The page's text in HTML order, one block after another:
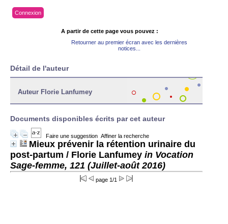
Connexion
A partir de cette page vous pouvez :
Retourner au premier écran avec les dernières
notices...
Détail de l'auteur
Auteur Florie Lanfumey
Documents disponibles écrits par cet auteur
Faire une suggestion Affiner la recherche
Mieux prévenir la rétention urinaire du
post-partum / Florie Lanfumey in Vocation
Sage-femme, 121 (Juillet-août 2016)
page 1/1